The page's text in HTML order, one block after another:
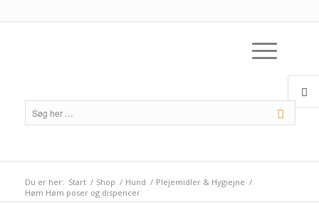
Du er her: Start / Shop / Hund / Plejemidler & Hygiejne /
Høm Høm poser og dispencer